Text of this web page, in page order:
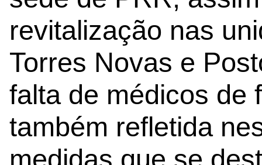
revitalização nas
Torres Novas e
falta de médicos de
também refletida